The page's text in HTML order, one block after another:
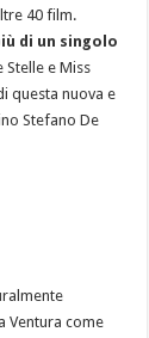
40 film.
di un singolo
Stelle e Miss
questa nuova e
Stefano De
Ventura come